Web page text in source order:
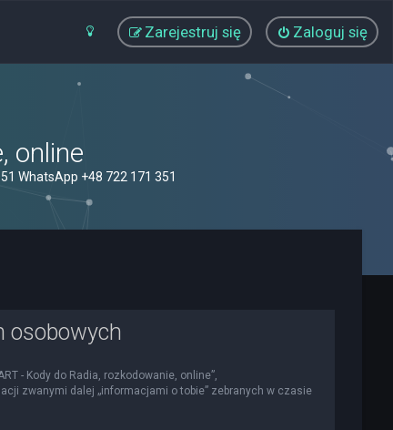
Zaloguj się
Zarejestruj się
online
WhatsApp +48 722 171 351
osobowych
- Kody do Radia, rozkodowanie, online”,
zwanymi dalej „informacjami o tobie” zebranych w czasie